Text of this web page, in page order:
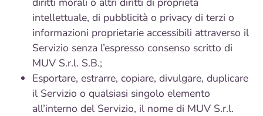
intellettuale, di pubblicità o privacy di terzi o
informazioni proprietarie accessibili attraverso il
Servizio senza l’espresso consenso scritto di
MUV S.r.l. S.B.;
Esportare, estrarre, copiare, divulgare, duplicare
il Servizio o qualsiasi singolo elemento
all’interno del Servizio, il nome di MUV S.r.l.